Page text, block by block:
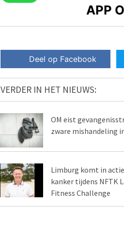
APP
Deel op Facebook
VERDER IN HET NIEUWS:
OM eist
zware mishandeling
Limburg komt in
kanker tijdens NFTK
Fitness Challenge